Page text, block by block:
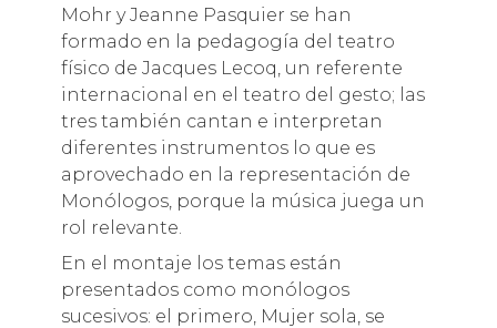
Mohr y Jeanne Pasquier se han
formado en la pedagogía del teatro
físico de Jacques Lecoq, un referente
internacional en el teatro del gesto; las
tres también cantan e interpretan
diferentes instrumentos lo que es
aprovechado en la representación de
Monólogos, porque la música juega un
rol relevante.
En el montaje los temas están
presentados como monólogos
sucesivos: el primero, Mujer sola, se